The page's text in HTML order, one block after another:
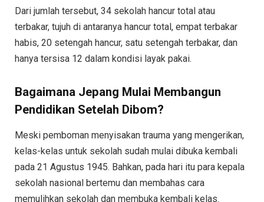
Dari jumlah tersebut, 34 sekolah hancur total atau
terbakar, tujuh di antaranya hancur total, empat terbakar
habis, 20 setengah hancur, satu setengah terbakar, dan
hanya tersisa 12 dalam kondisi layak pakai.
Bagaimana Jepang Mulai Membangun
Pendidikan Setelah Dibom?
Meski pemboman menyisakan trauma yang mengerikan,
kelas-kelas untuk sekolah sudah mulai dibuka kembali
pada 21 Agustus 1945. Bahkan, pada hari itu para kepala
sekolah nasional bertemu dan membahas cara
memulihkan sekolah dan membuka kembali kelas.